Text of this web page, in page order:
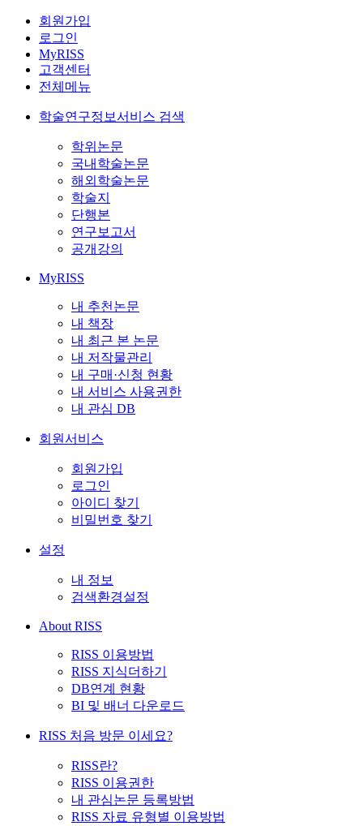
회원가입
로그인
MyRISS
고객센터
전체메뉴
학술연구정보서비스 검색
학위논문
국내학술논문
해외학술논문
학술지
단행본
연구보고서
공개강의
MyRISS
내 추천논문
내 책장
내 최근 본 논문
내 저작물관리
내 구매·신청 현황
내 서비스 사용권한
내 관심 DB
회원서비스
회원가입
로그인
아이디 찾기
비밀번호 찾기
설정
내 정보
검색환경설정
About RISS
RISS 이용방법
RISS 지식더하기
DB연계 현황
BI 및 배너 다운로드
RISS 처음 방문 이세요?
RISS란?
RISS 이용권한
내 관심논문 등록방법
RISS 자료 유형별 이용방법